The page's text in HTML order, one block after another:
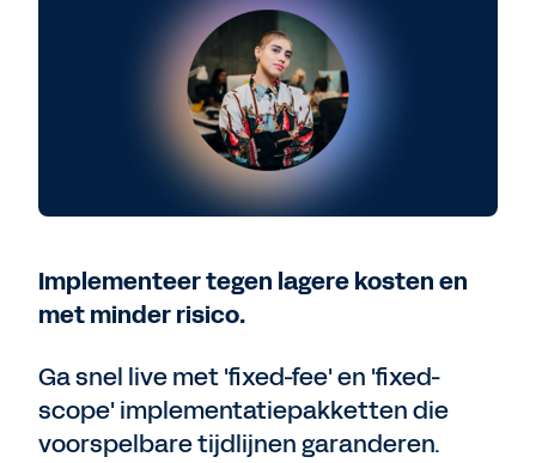
Implementeer tegen lagere kosten en
met minder risico.
Ga snel live met 'fixed-fee' en 'fixed-
scope' implementatiepakketten die
voorspelbare tijdlijnen garanderen.